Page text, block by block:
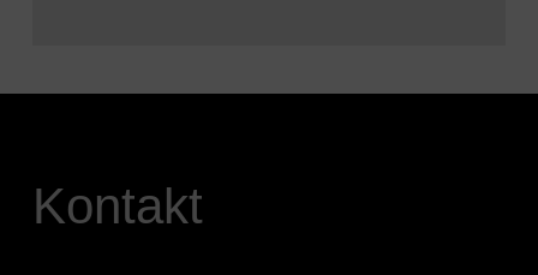
Kontakt